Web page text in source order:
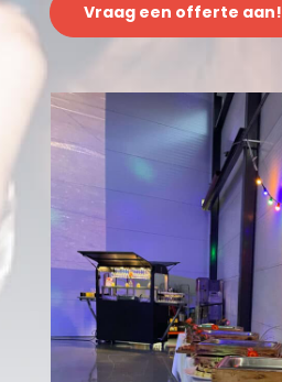
Vraag een offerte aan!